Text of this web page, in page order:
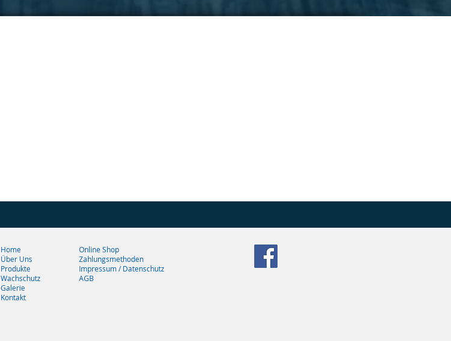
Home
Über Uns
Produkte
Wachschutz
Galerie
Kontakt
Online Shop
Zahlungsmethoden
Impressum / Datenschutz
AGB